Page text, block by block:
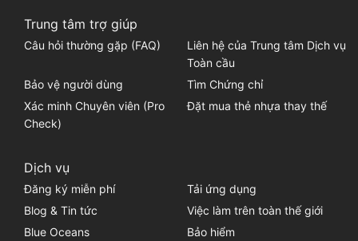
Trung tâm trợ giúp
Câu hỏi thường gặp (FAQ)
Liên hệ của Trung tâm Dịch vụ
Toàn cầu
Bảo vệ người dùng
Tìm Chứng chỉ
Xác minh Chuyên viên (Pro
Check)
Đặt mua thẻ nhựa thay thế
Dịch vụ
Đăng ký miễn phí
Tải ứng dụng
Blog & Tin tức
Việc làm trên toàn thế giới
Blue Oceans
Bảo hiểm